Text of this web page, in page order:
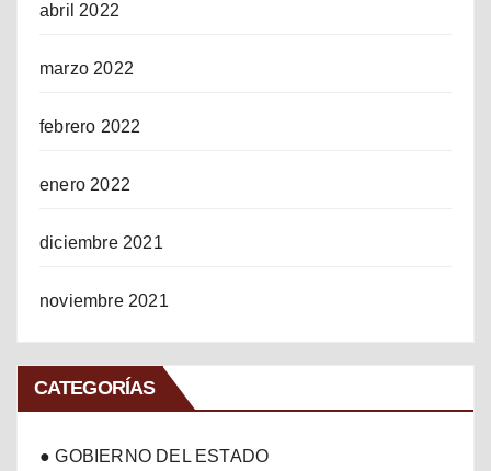
abril 2022
marzo 2022
febrero 2022
enero 2022
diciembre 2021
noviembre 2021
CATEGORÍAS
● GOBIERNO DEL ESTADO